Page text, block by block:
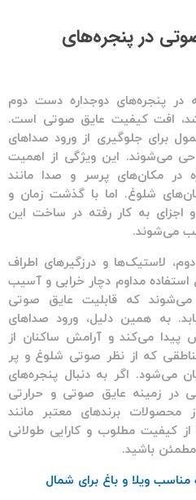
در پنجره‌های
در پنجره‌های دوجداره دست دوم
افت کیفیت عایق صوتی است.
برای جلوگیری از ورود صداهای
می‌شوند. این ویژگی از اهمیت
در مکان‌های پرسر و صدا مانند
شلوغ. اما با گذشت زمان و
اجزای به کار رفته در ساخت این
می‌شوند.
، لاستیک‌ها و درزگیرهای اطراف
مداوم دچار خرابی و آسیب
که قابلیت عایق صوتی
به همین دلیل، ورود صداهای
پیدا می‌کند و آرامش ساکنان از
که از نظر صوتی شلوغ و پر
می‌شود. اگر به دنبال پنجره‌های
در زمینه عایق صوتی و حرارتی
برندهای معتبر مانند
از کیفیت مطلوب و کارایی طولانی
باشید.
مناسب ویلا و باغ برای شمال